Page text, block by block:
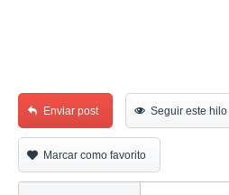
Enviar post Seguir este hilo
Marcar como favorito